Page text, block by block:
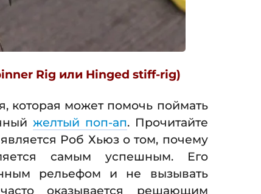
Rig или Hinged stiff-rig)
которая может помочь поймать
желтый поп-ап. Прочитайте
Роб Хьюз о том, почему
самым успешным. Его
рельефом и не вызывать
оказывается решающим